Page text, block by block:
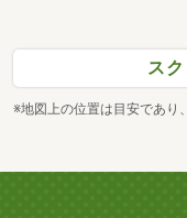
ス
※地図上の位置は目安であり